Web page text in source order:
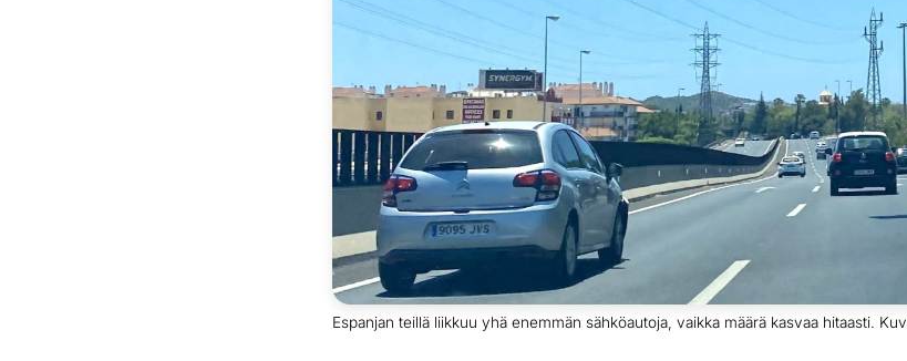
Espanjan teillä liikkuu yhä enemmän sähköautoja, vaikka määrä kasvaa hitaasti.